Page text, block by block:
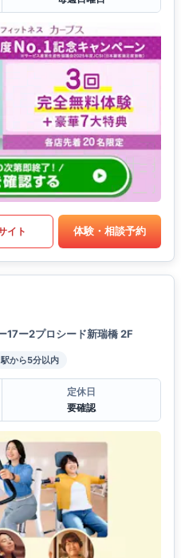
イト 体験・相談予約
17ー2プロシード新瑞橋 2F
駅から5分以内
定休日
要確認